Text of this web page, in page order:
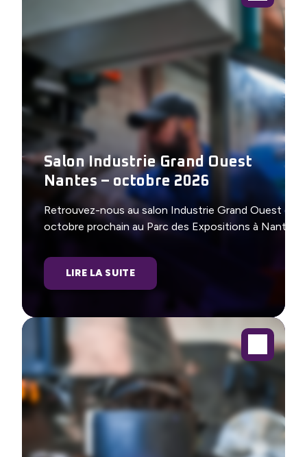
Salon Industrie Grand Ouest
Nantes – octobre 2026
Retrouvez-nous au salon Industrie Grand Ouest en
octobre prochain au Parc des Expositions à Nantes
LIRE LA SUITE